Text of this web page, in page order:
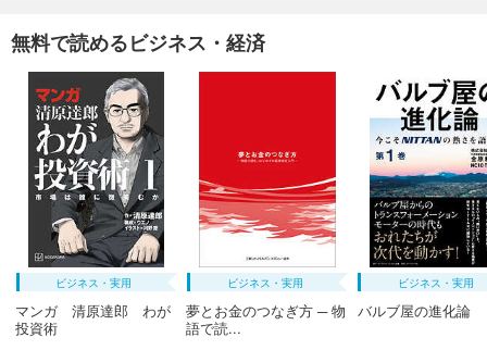
無料で読めるビジネス・経済
ビジネス・実用
マンガ 清原達郎 わが
投資術
ビジネス・実用
夢とお金のつなぎ方 ─ 物
語で読...
ビジネス・実用
バルブ屋の進化論